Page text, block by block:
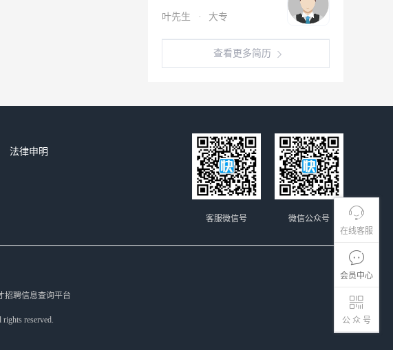
在线客服
会员中心
公 众 号
叶先生 · 大专
查看更多简历
法律申明
微信公众号
客服微信号
招聘信息查询平台
reserved.